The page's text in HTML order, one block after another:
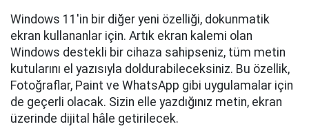
Windows 11'in bir diğer yeni özelliği, dokunmatik
ekran kullananlar için. Artık ekran kalemi olan
Windows destekli bir cihaza sahipseniz, tüm metin
kutularını el yazısıyla doldurabileceksiniz. Bu özellik,
Fotoğraflar, Paint ve WhatsApp gibi uygulamalar için
de geçerli olacak. Sizin elle yazdığınız metin, ekran
üzerinde dijital hâle getirilecek.